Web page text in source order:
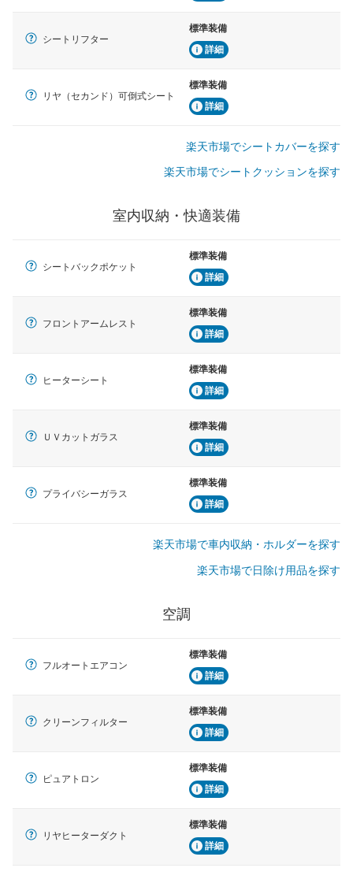
シートリフター
標準装備
詳細
リヤ（セカンド）可倒式シート
標準装備
詳細
楽天市場でシートカバーを探す
楽天市場でシートクッションを探す
室内収納・快適装備
シートバックポケット
標準装備
詳細
フロントアームレスト
標準装備
詳細
ヒーターシート
標準装備
詳細
ＵＶカットガラス
標準装備
詳細
プライバシーガラス
標準装備
詳細
楽天市場で車内収納・ホルダーを探す
楽天市場で日除け用品を探す
空調
フルオートエアコン
標準装備
詳細
クリーンフィルター
標準装備
詳細
ピュアトロン
標準装備
詳細
リヤヒーターダクト
標準装備
詳細